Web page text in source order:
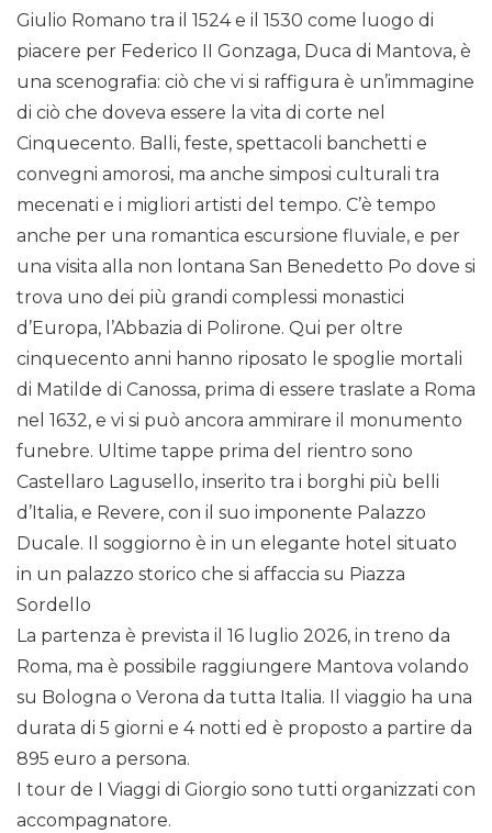
Giulio Romano tra il 1524 e il 1530 come luogo di
piacere per Federico II Gonzaga, Duca di Mantova, è
una scenografia: ciò che vi si raffigura è un’immagine
di ciò che doveva essere la vita di corte nel
Cinquecento. Balli, feste, spettacoli banchetti e
convegni amorosi, ma anche simposi culturali tra
mecenati e i migliori artisti del tempo. C’è tempo
anche per una romantica escursione fluviale, e per
una visita alla non lontana San Benedetto Po dove si
trova uno dei più grandi complessi monastici
d’Europa, l’Abbazia di Polirone. Qui per oltre
cinquecento anni hanno riposato le spoglie mortali
di Matilde di Canossa, prima di essere traslate a Roma
nel 1632, e vi si può ancora ammirare il monumento
funebre. Ultime tappe prima del rientro sono
Castellaro Lagusello, inserito tra i borghi più belli
d’Italia, e Revere, con il suo imponente Palazzo
Ducale. Il soggiorno è in un elegante hotel situato
in un palazzo storico che si affaccia su Piazza
Sordello
La partenza è prevista il 16 luglio 2026, in treno da
Roma, ma è possibile raggiungere Mantova volando
su Bologna o Verona da tutta Italia. Il viaggio ha una
durata di 5 giorni e 4 notti ed è proposto a partire da
895 euro a persona.
I tour de I Viaggi di Giorgio sono tutti organizzati con
accompagnatore.